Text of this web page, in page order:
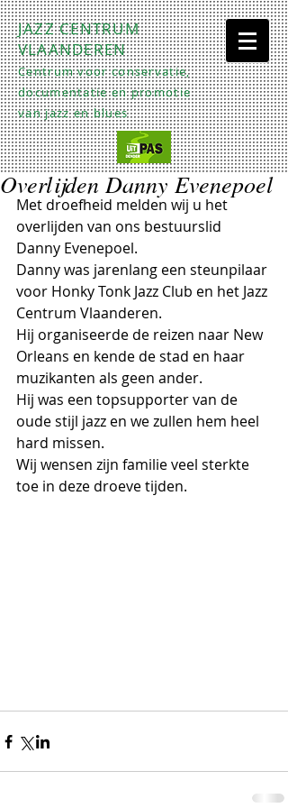
JAZZ CENTRUM
VLAANDEREN
Centrum voor conservatie,
documentatie en promotie
van jazz en blues
Overlijden Danny Evenepoel
Met droefheid melden wij u het
overlijden van ons bestuurslid
Danny Evenepoel.
Danny was jarenlang een steunpilaar
voor Honky Tonk Jazz Club en het Jazz
Centrum Vlaanderen.
Hij organiseerde de reizen naar New
Orleans en kende de stad en haar
muzikanten als geen ander.
Hij was een topsupporter van de
oude stijl jazz en we zullen hem heel
hard missen.
Wij wensen zijn familie veel sterkte
toe in deze droeve tijden.